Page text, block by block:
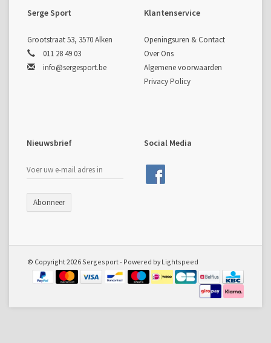
Serge Sport
Grootstraat 53, 3570 Alken
011 28 49 03
info@sergesport.be
Klantenservice
Openingsuren & Contact
Over Ons
Algemene voorwaarden
Privacy Policy
Nieuwsbrief
Abonneer
Social Media
© Copyright 2026 Sergesport - Powered byLightspeed